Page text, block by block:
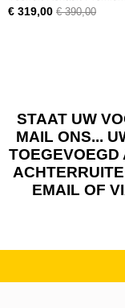
€ 319,00 € 390,00
STAAT UW
MAIL ONS...
EMAIL OF